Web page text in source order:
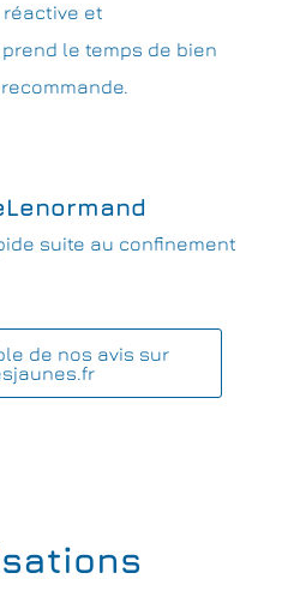
et
le temps de bien
suite au confinement
de nos avis sur